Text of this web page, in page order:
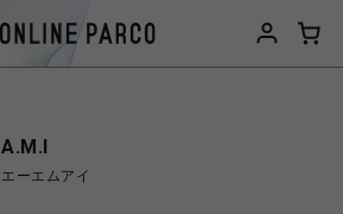
A.M.I
エーエムアイ